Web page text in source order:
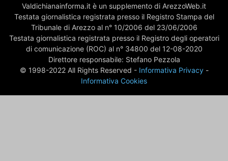
Valdichianainforma.it è un supplemento di ArezzoWeb.it
Testata giornalistica registrata presso il Registro Stampa del
Tribunale di Arezzo al n° 10/2006 del 23/06/2006
Testata giornalistica registrata presso il Registro degli operatori
di comunicazione (ROC) al n° 34800 del 12-08-2020
Direttore responsabile: Stefano Pezzola
© 1998-2022 All Rights Reserved - Informativa Privacy-
Informativa Cookies